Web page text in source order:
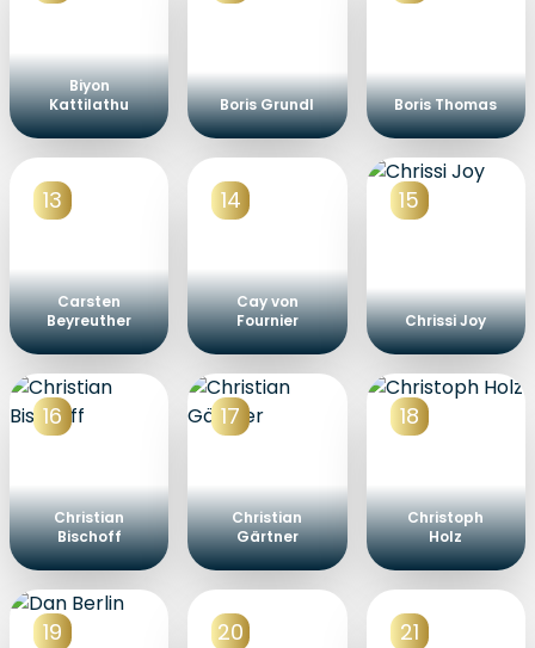
Biyon
Kattilathu
Boris Grundl Boris Thomas
13
Carsten
Beyreuther
14
Cay von
Fournier
15
Chrissi Joy
16
Christian
Bischoff
17
Christian
Gärtner
18
Christoph
Holz
19 20 21